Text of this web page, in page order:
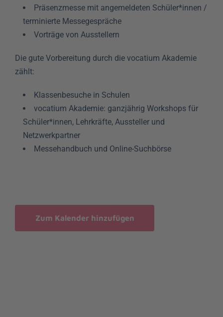
Präsenzmesse mit angemeldeten Schüler*innen /
terminierte Messegespräche
Vorträge von Ausstellern
Die gute Vorbereitung durch die vocatium Akademie
zählt:
Klassenbesuche in Schulen
vocatium Akademie: ganzjährig Workshops für
Schüler*innen, Lehrkräfte, Aussteller und
Netzwerkpartner
Messehandbuch und Online-Suchbörse
Zum Kalender hinzufügen